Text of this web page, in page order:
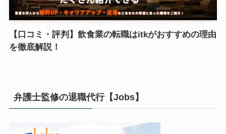
【口コミ・評判】飲食業の転職はitkがおすすめの理由
を徹底解説！
弁護士監修の退職代行【Jobs】